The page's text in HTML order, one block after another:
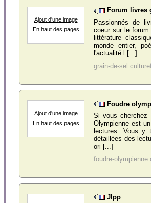
Ajout d'une image
En haut des pages
Forum livres
Passionnés de
coeur sur le
littérature
monde entier,
l'actualité l [...]
grain-de-
Ajout d'une image
En haut des pages
Foudre
Si vous cherchez
Olympienne est
lectures. Vous y
détaillées des
ori [...]
foudre-
Jlpp